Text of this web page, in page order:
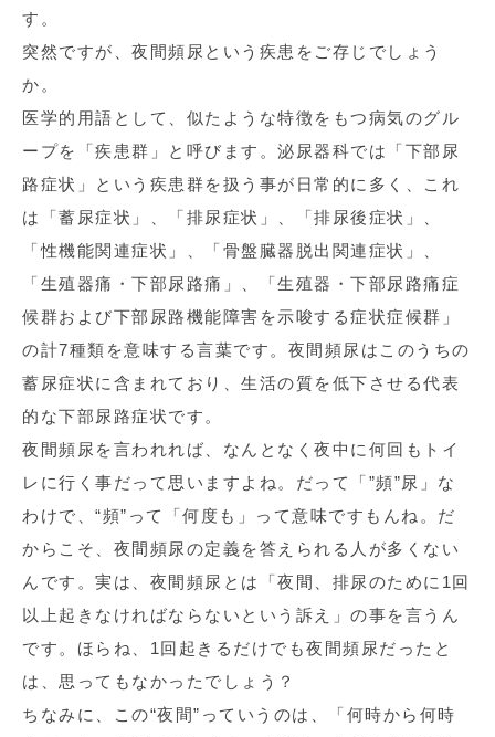
す。
突然ですが、夜間頻尿という疾患をご存じでしょう
か。
医学的用語として、似たような特徴をもつ病気のグル
ープを「疾患群」と呼びます。泌尿器科では「下部尿
路症状」という疾患群を扱う事が日常的に多く、これ
は「蓄尿症状」、「排尿症状」、「排尿後症状」、
「性機能関連症状」、「骨盤臓器脱出関連症状」、
「生殖器痛・下部尿路痛」、「生殖器・下部尿路痛症
候群および下部尿路機能障害を示唆する症状症候群」
の計7種類を意味する言葉です。夜間頻尿はこのうちの
蓄尿症状に含まれており、生活の質を低下させる代表
的な下部尿路症状です。
夜間頻尿を言われれば、なんとなく夜中に何回もトイ
レに行く事だって思いますよね。だって「”頻”尿」な
わけで、“頻”って「何度も」って意味ですもんね。だ
からこそ、夜間頻尿の定義を答えられる人が多くない
んです。実は、夜間頻尿とは「夜間、排尿のために1回
以上起きなければならないという訴え」の事を言うん
です。ほらね、1回起きるだけでも夜間頻尿だったと
は、思ってもなかったでしょう？
ちなみに、この“夜間”っていうのは、「何時から何時